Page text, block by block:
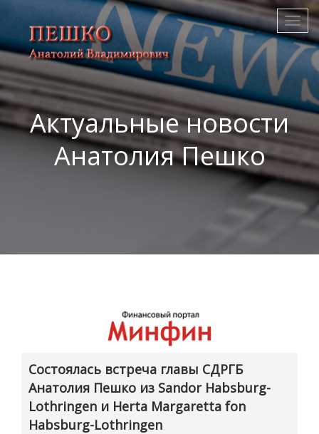
Актуальные новости
Анатолия Пешко
Состоялась встреча главы СДРГБ
Анатолия Пешко из Sandor Habsburg-
Lothringen и Herta Margaretta fon
Habsburg-Lothringen